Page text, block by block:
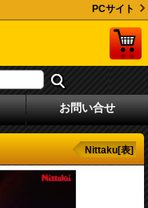
PCサイト
お問い合せ
Nittaku[表]